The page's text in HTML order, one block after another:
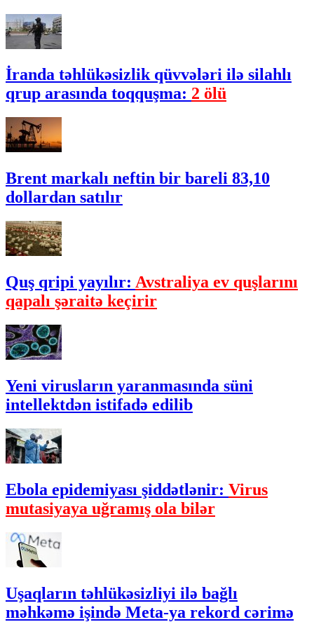
İranda təhlükəsizlik qüvvələri ilə silahlı
qrup arasında toqquşma: 2 ölü
Brent markalı neftin bir bareli 83,10
dollardan satılır
Quş qripi yayılır: Avstraliya ev quşlarını
qapalı şəraitə keçirir
Yeni virusların yaranmasında süni
intellektdən istifadə edilib
Ebola epidemiyası şiddətlənir: Virus
mutasiyaya uğramış ola bilər
Uşaqların təhlükəsizliyi ilə bağlı
məhkəmə işində Meta-ya rekord cərimə